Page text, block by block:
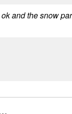
and the snow